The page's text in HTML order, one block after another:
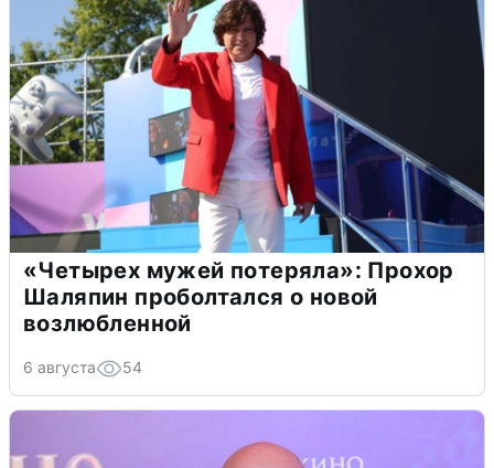
«Четырех мужей потеряла»: Прохор
Шаляпин проболтался о новой
возлюбленной
6 августа 54